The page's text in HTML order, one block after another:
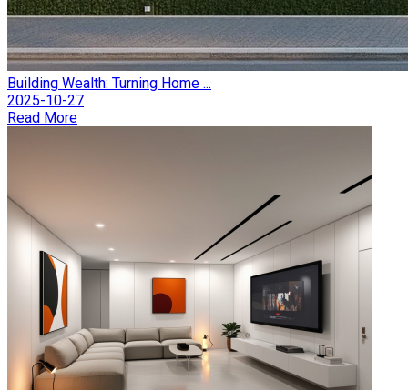
Building Wealth: Turning Home ...
2025-10-27
Read More